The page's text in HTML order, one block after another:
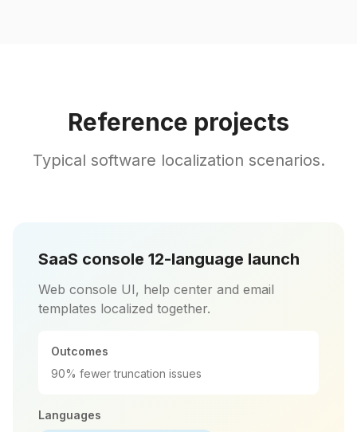
Reference projects
Typical software localization scenarios.
SaaS console 12-language launch
Web console UI, help center and email
templates localized together.
Outcomes
90% fewer truncation issues
Languages